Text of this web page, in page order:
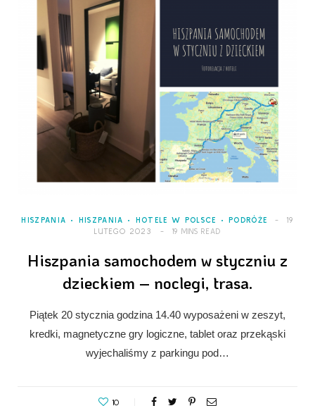
HISZPANIA HISZPANIA HOTELE W POLSCE PODRÓŻE
19
LUTEGO 2023
19 MINS READ
Hiszpania samochodem w styczniu z
dzieckiem – noclegi, trasa.
Piątek 20 stycznia godzina 14.40 wyposażeni w zeszyt,
kredki, magnetyczne gry logiczne, tablet oraz przekąski
wyjechaliśmy z parkingu pod…
10